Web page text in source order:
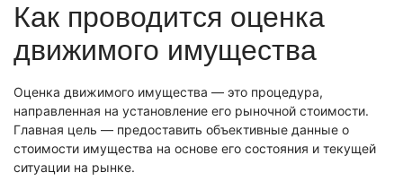
Автотехническая экспертиза
Экспертиза электробытовой техники
Техническая экспертиза документов
Электротехническая экспертиза
Фоноскопическая экспертиза
Психологическая экспертиза
Автотехническая экспертиза
Юридическая экспертиза
Экспертиза электробытовой техники
Экономическая экспертиза
Экологическая экспертиза
Техническая экспертиза документов
Строительно-техническая экспертиза
Почерковедческая экспертиза
Пожарно-техническая экспертиза
Как проводится оценка
движимого имущества
Оценка движимого имущества — это процедура,
направленная на установление его рыночной стоимости.
Главная цель — предоставить объективные данные о
стоимости имущества на основе его состояния и текущей
ситуации на рынке.